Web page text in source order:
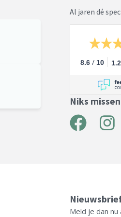
Al jaren dé
8.6 / 10
Niks
F
o
I
g
Meld je dan